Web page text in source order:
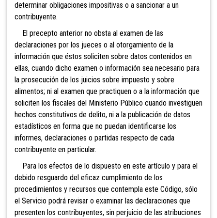
determinar obligaciones impositivas o a sancionar a un
contribuyente.
El precepto anterior no obsta al examen de las
declaraciones por los jueces o al otorgamiento de la
información que éstos soliciten sobre datos contenidos en
ellas, cuando dicho examen o información sea necesario para
la prosecución de los juicios sobre impuesto y sobre
alimentos; ni al examen que practiquen o a la información que
soliciten los fiscales del Ministerio Público cuando investiguen
hechos constitutivos de delito, ni a la publicación de datos
estadísticos en forma que no puedan identificarse los
informes, declaraciones o partidas respecto de cada
contribuyente en particular.
Para los efectos de lo dispuesto en este artículo y para el
debido resguardo del eficaz cumplimiento de los
procedimientos y recursos que contempla este Código, sólo
el Servicio podrá revisar o examinar las declaraciones que
presenten los contribuyentes, sin perjuicio de las atribuciones